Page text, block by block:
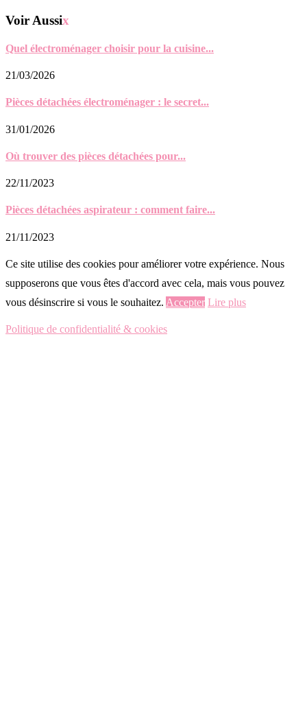
Voir Aussix
Quel électroménager choisir pour la cuisine...
21/03/2026
Pièces détachées électroménager : le secret...
31/01/2026
Où trouver des pièces détachées pour...
22/11/2023
Pièces détachées aspirateur : comment faire...
21/11/2023
Ce site utilise des cookies pour améliorer votre expérience. Nous
supposerons que vous êtes d'accord avec cela, mais vous pouvez
vous désinscrire si vous le souhaitez. Accepter Lire plus
Politique de confidentialité & cookies